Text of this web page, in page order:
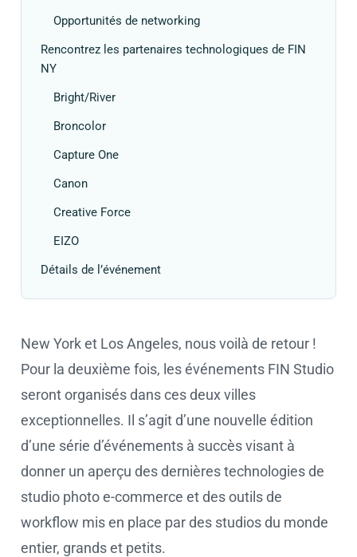
Opportunités de networking
Rencontrez les partenaires technologiques de FIN
NY
Bright/River
Broncolor
Capture One
Canon
Creative Force
EIZO
Détails de l’événement
New York et Los Angeles, nous voilà de retour !
Pour la deuxième fois, les événements FIN Studio
seront organisés dans ces deux villes
exceptionnelles. Il s’agit d’une nouvelle édition
d’une série d’événements à succès visant à
donner un aperçu des dernières technologies de
studio photo e-commerce et des outils de
workflow mis en place par des studios du monde
entier, grands et petits.